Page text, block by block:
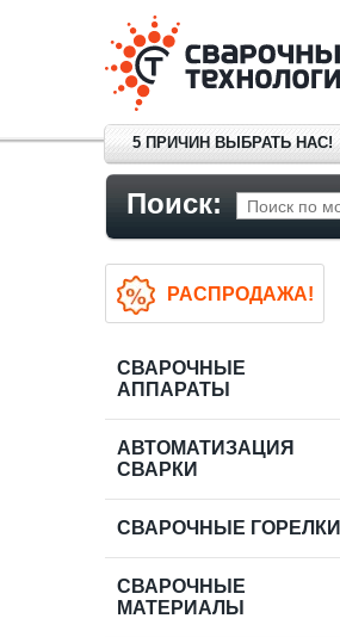
5 ПРИЧИН ВЫБРАТЬ НАС!
Поиск:
РАСПРОДАЖА!
СВАРОЧНЫЕ
АППАРАТЫ
АВТОМАТИЗАЦИЯ
СВАРКИ
СВАРОЧНЫЕ ГОРЕЛКИ
СВАРОЧНЫЕ
МАТЕРИАЛЫ